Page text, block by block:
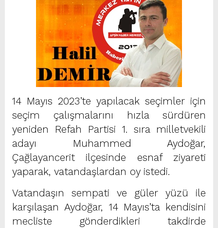
14 Mayıs 2023’te yapılacak seçimler için
seçim çalışmalarını hızla sürdüren
yeniden Refah Partisi 1. sıra milletvekili
adayı Muhammed Aydoğar,
Çağlayancerit ilçesinde esnaf ziyareti
yaparak, vatandaşlardan oy istedi.
Vatandaşın sempati ve güler yüzü ile
karşılaşan Aydoğar, 14 Mayıs’ta kendisini
mecliste gönderdikleri takdirde